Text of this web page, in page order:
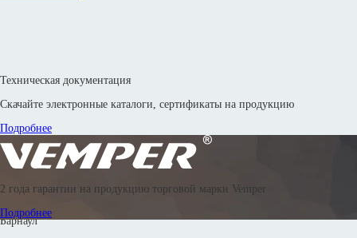
Техническая документация
Скачайте электронные каталоги, сертификаты на продукцию
Подробнее
2 года гарантии на продукцию торговой марки Vemper
Подробнее
8 800 302 88 24
8 800 302 42 83 8 800 302 67 18
8 (351) 799-58-33
Барнаул